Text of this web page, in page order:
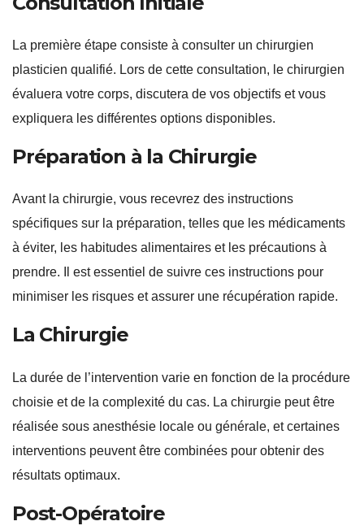
La première étape consiste à consulter un chirurgien
plasticien qualifié. Lors de cette consultation, le chirurgien
évaluera votre corps, discutera de vos objectifs et vous
expliquera les différentes options disponibles.
Préparation à la Chirurgie
Avant la chirurgie, vous recevrez des instructions
spécifiques sur la préparation, telles que les médicaments
à éviter, les habitudes alimentaires et les précautions à
prendre. Il est essentiel de suivre ces instructions pour
minimiser les risques et assurer une récupération rapide.
La Chirurgie
La durée de l’intervention varie en fonction de la procédure
choisie et de la complexité du cas. La chirurgie peut être
réalisée sous anesthésie locale ou générale, et certaines
interventions peuvent être combinées pour obtenir des
résultats optimaux.
Post-Opératoire